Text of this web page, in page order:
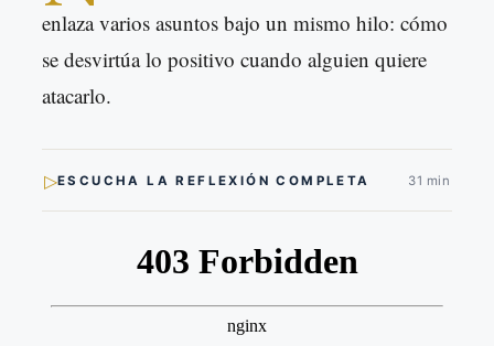
enlaza varios asuntos bajo un mismo hilo: cómo
se desvirtúa lo positivo cuando alguien quiere
atacarlo.
▷ESCUCHA LA REFLEXIÓN COMPLETA 31 min